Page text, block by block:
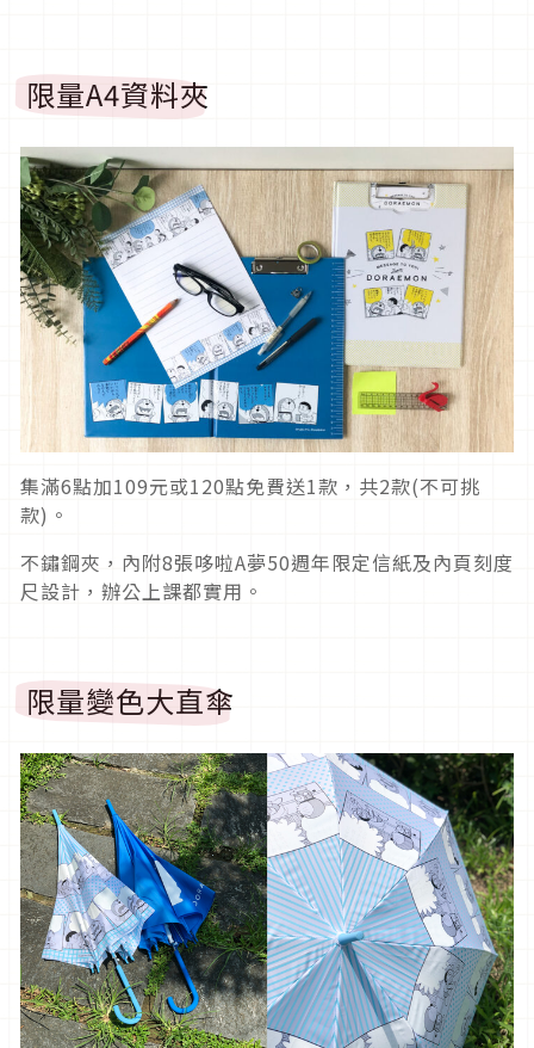
限量A4資料夾
集滿6點加109元或120點免費送1款，共2款(不可挑
款)。
不鏽鋼夾，內附8張哆啦A夢50週年限定信紙及內頁刻度
尺設計，辦公上課都實用。
限量變色大直傘